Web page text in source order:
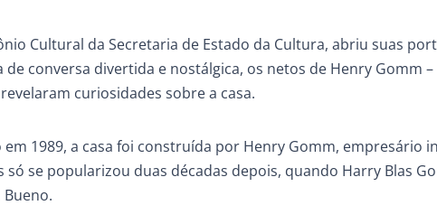
Cultural da Secretaria de Estado da Cultura, abriu suas
conversa divertida e nostálgica, os netos de Henry Gomm –
curiosidades sobre a casa.
1989, a casa foi construída por Henry Gomm, empresário
se popularizou duas décadas depois, quando Harry Blas